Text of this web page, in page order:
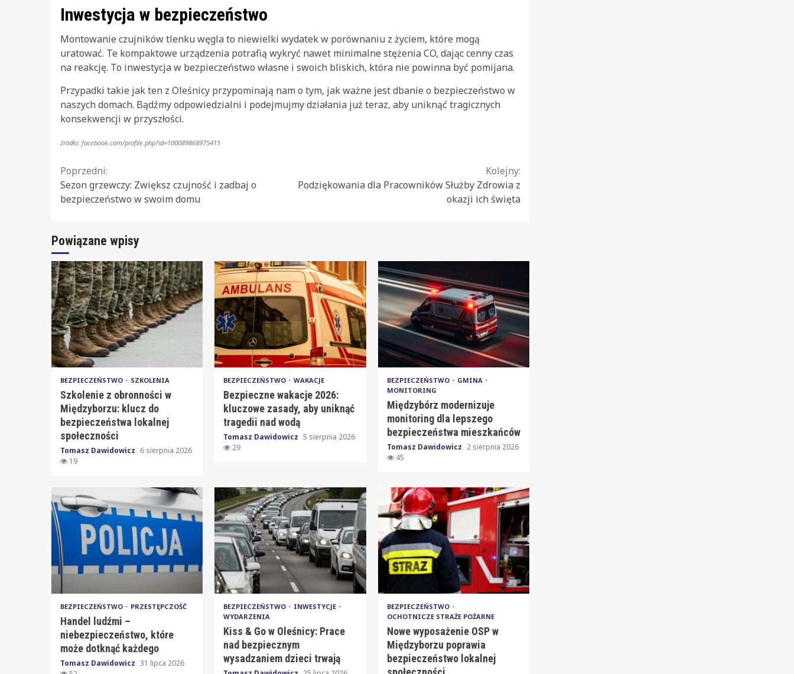
Inwestycja w bezpieczeństwo
Montowanie czujników tlenku węgla to niewielki wydatek w porównaniu z życiem, które mogą
uratować. Te kompaktowe urządzenia potrafią wykryć nawet minimalne stężenia CO, dając cenny czas
na reakcję. To inwestycja w bezpieczeństwo własne i swoich bliskich, która nie powinna być pomijana.
Przypadki takie jak ten z Oleśnicy przypominają nam o tym, jak ważne jest dbanie o bezpieczeństwo w
naszych domach. Bądźmy odpowiedzialni i podejmujmy działania już teraz, aby uniknąć tragicznych
konsekwencji w przyszłości.
źródło: facebook.com/profile.php?id=100089868975411
Continue
Reading
Poprzedni:
Sezon grzewczy: Zwiększ czujność i zadbaj o
bezpieczeństwo w swoim domu
Kolejny:
Podziękowania dla Pracowników Służby Zdrowia z
okazji ich święta
Powiązane wpisy
BEZPIECZEŃSTWO SZKOLENIA
Szkolenie z obronności w
Międzyborzu: klucz do
bezpieczeństwa lokalnej
społeczności
Tomasz Dawidowicz 6 sierpnia 2026
19
BEZPIECZEŃSTWO WAKACJE
Bezpieczne wakacje 2026:
kluczowe zasady, aby uniknąć
tragedii nad wodą
Tomasz Dawidowicz 5 sierpnia 2026
29
BEZPIECZEŃSTWO
GMINA
MONITORING
Międzybórz modernizuje
monitoring dla lepszego
bezpieczeństwa mieszkańców
Tomasz Dawidowicz 2 sierpnia 2026
45
BEZPIECZEŃSTWO PRZESTĘPCZOŚĆ
Handel ludźmi –
niebezpieczeństwo, które
może dotknąć każdego
Tomasz Dawidowicz 31 lipca 2026
BEZPIECZEŃSTWO
INWESTYCJE
WYDARZENIA
Kiss & Go w Oleśnicy: Prace
nad bezpiecznym
wysadzaniem dzieci trwają
BEZPIECZEŃSTWO
OCHOTNICZE STRAŻE POŻARNE
Nowe wyposażenie OSP w
Międzyborzu poprawia
bezpieczeństwo lokalnej